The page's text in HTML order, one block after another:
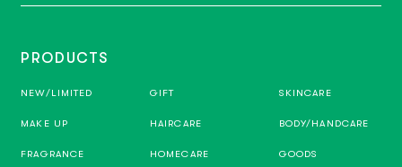
PRODUCTS
NEW/LIMITED GIFT SKINCARE
MAKE UP HAIRCARE BODY/HANDCARE
FRAGRANCE HOMECARE GOODS